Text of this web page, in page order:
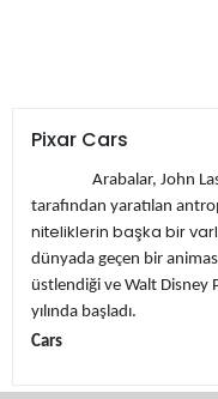
Pixar Cars
Arabalar, John
tarafından yaratılan
niteliklerin başka bir
dünyada geçen bir
üstlendiği ve Walt Disney
yılında başladı.
Cars